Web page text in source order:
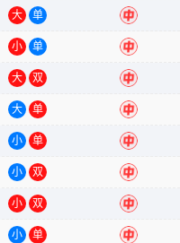
大 单 中
小 单 中
大 双 中
大 单 中
小 单 中
小 双 中
小 双 中
小 单 中